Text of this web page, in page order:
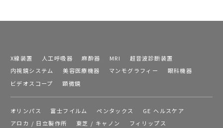
X線装置 人工呼吸器 麻酔器 MRI
超音波診断装置
内視鏡システム
美容医療機器 マンモグラフィー
眼科機器
ビデオスコープ
顕微鏡
オリンパス 富士フイルム ペンタックス
GE ヘルスケア
アロカ / 日立製作所
東芝 / キャノン
フィリップス